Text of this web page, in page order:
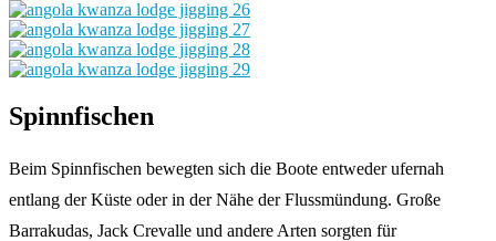
Spinnfischen
Beim Spinnfischen bewegten sich die Boote entweder ufernah
entlang der Küste oder in der Nähe der Flussmündung. Große
Barrakudas, Jack Crevalle und andere Arten sorgten für